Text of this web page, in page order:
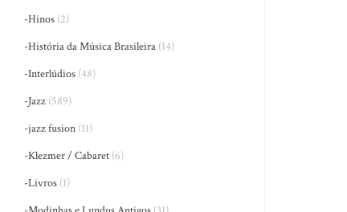
-Hinos (2)
-História da Música Brasileira (14)
-Interlúdios (48)
-Jazz (589)
-jazz fusion (11)
-Klezmer / Cabaret (6)
-Livros (1)